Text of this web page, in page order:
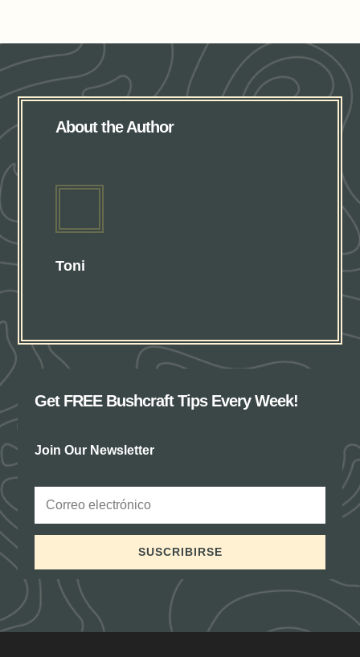
About the Author
Toni
Get FREE Bushcraft Tips Every Week!
Join Our Newsletter
SUSCRIBIRSE